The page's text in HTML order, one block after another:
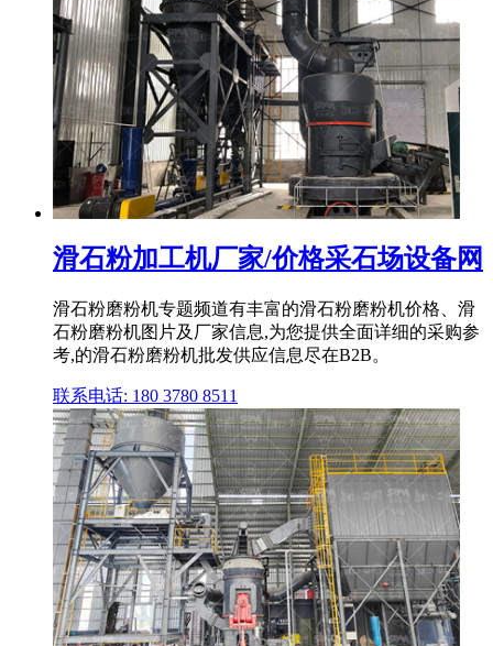
滑石粉加工机厂家/价格采石场设备网
滑石粉磨粉机专题频道有丰富的滑石粉磨粉机价格、滑
石粉磨粉机图片及厂家信息,为您提供全面详细的采购参
考,的滑石粉磨粉机批发供应信息尽在B2B。
联系电话: 180 3780 8511